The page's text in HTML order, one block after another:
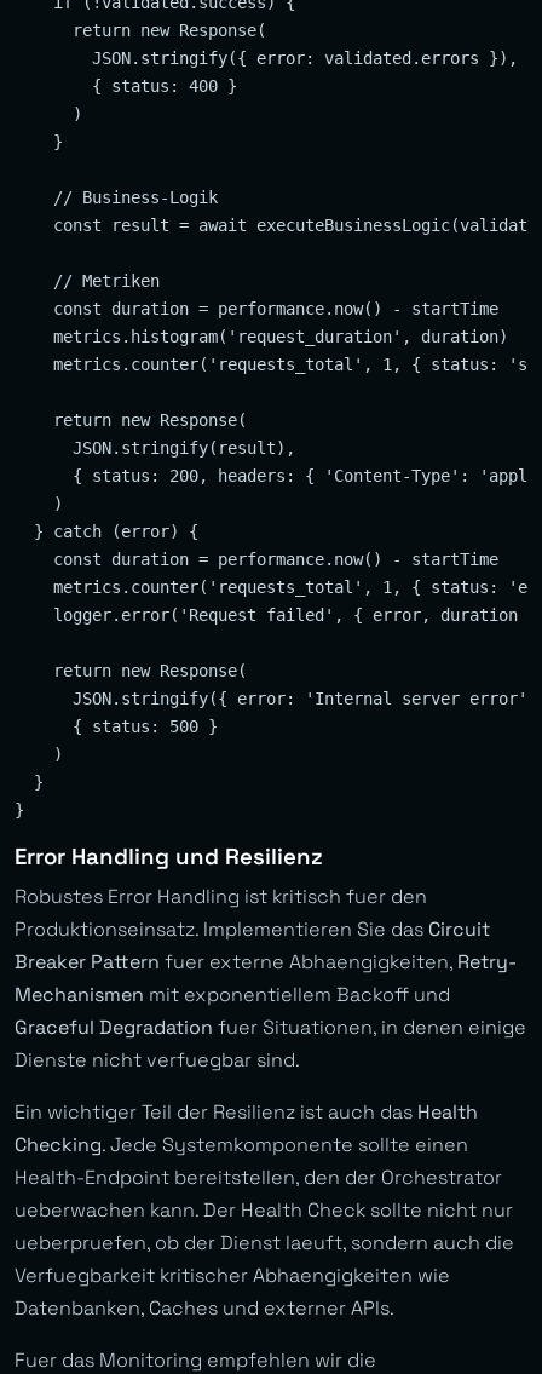
      return new Response(
        JSON.stringify({ error: validated.errors }),
        { status: 400 }
      )
    }
    // Business-Logik
const result = await
    // Metriken
    const duration = performance.now() - startTime
    metrics.histogram('request_duration', duration)
metrics.counter('requests_total', 1, { status:
    return new Response(
      JSON.stringify(result),
{ status: 200, headers: { 'Content-Type':
    )
  } catch (error) {
    const duration = performance.now() - startTime
metrics.counter('requests_total', 1, { status:
logger.error('Request failed', { error, duration
    return new Response(
JSON.stringify({ error: 'Internal server error'
      { status: 500 }
    )
  }
Error Handling und Resilienz
Robustes Error Handling ist kritisch fuer den
Produktionseinsatz. Implementieren Sie das Circuit
Breaker Pattern fuer externe Abhaengigkeiten, Retry-
Mechanismen mit exponentiellem Backoff und
Graceful Degradation fuer Situationen, in denen einige
Dienste nicht verfuegbar sind.
Ein wichtiger Teil der Resilienz ist auch das Health
Checking. Jede Systemkomponente sollte einen
Health-Endpoint bereitstellen, den der Orchestrator
ueberwachen kann. Der Health Check sollte nicht nur
ueberpruefen, ob der Dienst laeuft, sondern auch die
Verfuegbarkeit kritischer Abhaengigkeiten wie
Datenbanken, Caches und externer APIs.
Fuer das Monitoring empfehlen wir die